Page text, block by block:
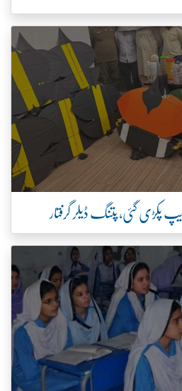
پکڑی گئی، پتنگ ڈیلر گرفتار